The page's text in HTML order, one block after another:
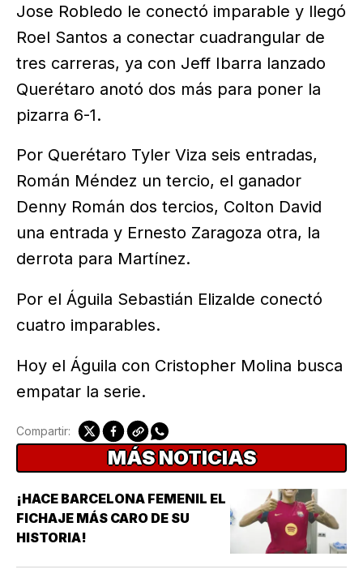
Jose Robledo le conectó imparable y llegó
Roel Santos a conectar cuadrangular de
tres carreras, ya con Jeff Ibarra lanzado
Querétaro anotó dos más para poner la
pizarra 6-1.
Por Querétaro Tyler Viza seis entradas,
Román Méndez un tercio, el ganador
Denny Román dos tercios, Colton David
una entrada y Ernesto Zaragoza otra, la
derrota para Martínez.
Por el Águila Sebastián Elizalde conectó
cuatro imparables.
Hoy el Águila con Cristopher Molina busca
empatar la serie.
Compartir:
MÁS NOTICIAS
¡HACE BARCELONA FEMENIL EL
FICHAJE MÁS CARO DE SU
HISTORIA!